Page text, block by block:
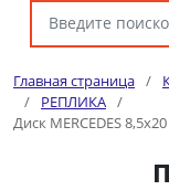
Главная страница /
/
РЕПЛИКА /
Диск MERCEDES